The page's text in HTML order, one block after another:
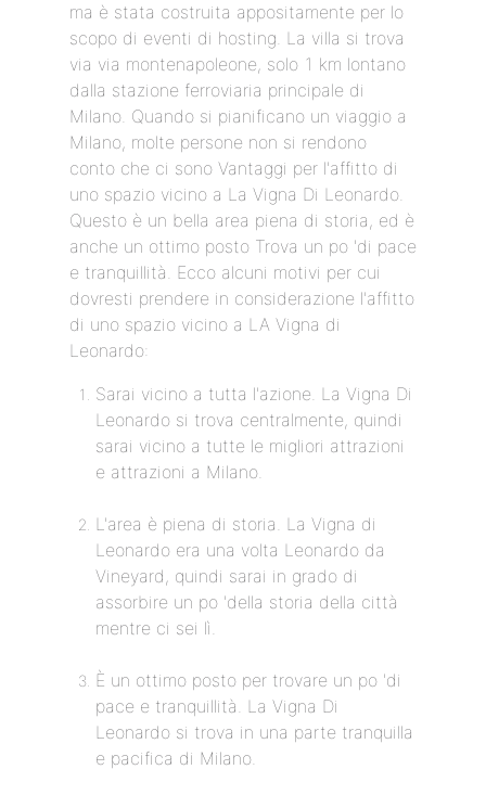
ma è stata costruita appositamente per lo
scopo di eventi di hosting. La villa si trova
via via montenapoleone, solo 1 km lontano
dalla stazione ferroviaria principale di
Milano. Quando si pianificano un viaggio a
Milano, molte persone non si rendono
conto che ci sono Vantaggi per l'affitto di
uno spazio vicino a La Vigna Di Leonardo.
Questo è un bella area piena di storia, ed è
anche un ottimo posto Trova un po 'di pace
e tranquillità. Ecco alcuni motivi per cui
dovresti prendere in considerazione l'affitto
di uno spazio vicino a LA Vigna di
Leonardo:
Sarai vicino a tutta l'azione. La Vigna Di
Leonardo si trova centralmente, quindi
sarai vicino a tutte le migliori attrazioni
e attrazioni a Milano.
L'area è piena di storia. La Vigna di
Leonardo era una volta Leonardo da
Vineyard, quindi sarai in grado di
assorbire un po 'della storia della città
mentre ci sei lì.
È un ottimo posto per trovare un po 'di
pace e tranquillità. La Vigna Di
Leonardo si trova in una parte tranquilla
e pacifica di Milano.